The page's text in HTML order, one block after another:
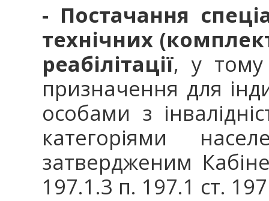
- Постачання
технічних
реабілітації, у тому
призначення для
особами з
категоріями
затвердженим
197.1.3 п. 197.1 ст.